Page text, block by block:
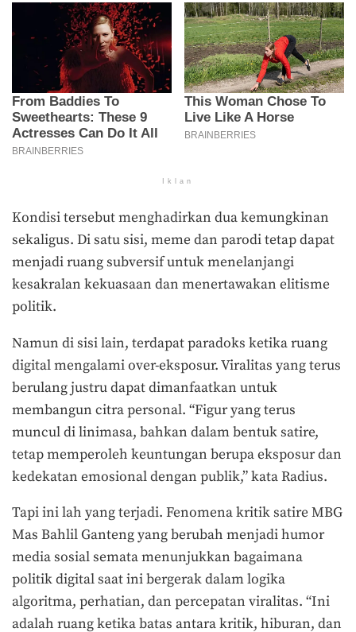
Iklan
Kondisi tersebut menghadirkan dua kemungkinan
sekaligus. Di satu sisi, meme dan parodi tetap dapat
menjadi ruang subversif untuk menelanjangi
kesakralan kekuasaan dan menertawakan elitisme
politik.
Namun di sisi lain, terdapat paradoks ketika ruang
digital mengalami over-eksposur. Viralitas yang terus
berulang justru dapat dimanfaatkan untuk
membangun citra personal. “Figur yang terus
muncul di linimasa, bahkan dalam bentuk satire,
tetap memperoleh keuntungan berupa eksposur dan
kedekatan emosional dengan publik,” kata Radius.
Tapi ini lah yang terjadi. Fenomena kritik satire MBG
Mas Bahlil Ganteng yang berubah menjadi humor
media sosial semata menunjukkan bagaimana
politik digital saat ini bergerak dalam logika
algoritma, perhatian, dan percepatan viralitas. “Ini
adalah ruang ketika batas antara kritik, hiburan, dan